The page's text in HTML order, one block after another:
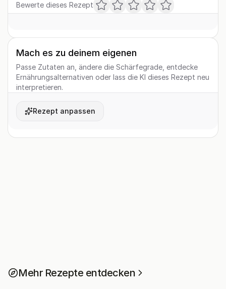
Bewerte dieses Rezept
Mach es zu deinem eigenen
Passe Zutaten an, ändere die Schärfegrade, entdecke
Ernährungsalternativen oder lass die KI dieses Rezept neu
interpretieren.
Rezept anpassen
Mehr Rezepte entdecken